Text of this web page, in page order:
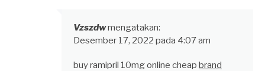
Vzszdwmengatakan:
Desember 17, 2022 pada 4:07 am
buy ramipril 10mg online cheap brand